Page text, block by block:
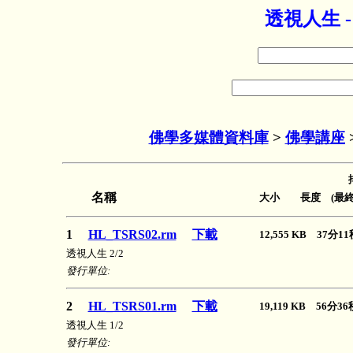
透視人生
佛學多媒體資料庫> 佛學講座
名稱 大小 長度 (最終
1 HL_TSRS02.rm 下載
12,555 KB 37分
透視人生 2/2
發行單位:
2 HL_TSRS01.rm 下載
19,119 KB 56分
透視人生 1/2
發行單位: